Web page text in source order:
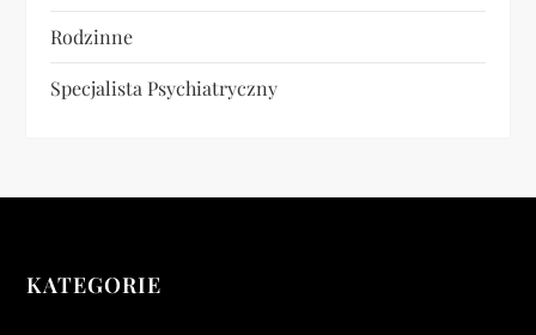
Rodzinne
Specjalista Psychiatryczny
KATEGORIE